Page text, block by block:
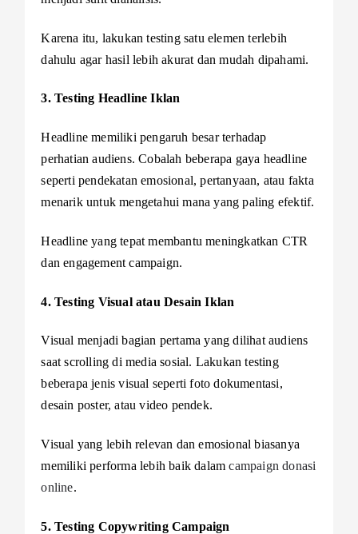
Karena itu, lakukan testing satu elemen terlebih
dahulu agar hasil lebih akurat dan mudah dipahami.
3. Testing Headline Iklan
Headline memiliki pengaruh besar terhadap
perhatian audiens. Cobalah beberapa gaya headline
seperti pendekatan emosional, pertanyaan, atau fakta
menarik untuk mengetahui mana yang paling efektif.
Headline yang tepat membantu meningkatkan CTR
dan engagement campaign.
4. Testing Visual atau Desain Iklan
Visual menjadi bagian pertama yang dilihat audiens
saat scrolling di media sosial. Lakukan testing
beberapa jenis visual seperti foto dokumentasi,
desain poster, atau video pendek.
Visual yang lebih relevan dan emosional biasanya
memiliki performa lebih baik dalamcampaign donasi
online.
5. Testing Copywriting Campaign